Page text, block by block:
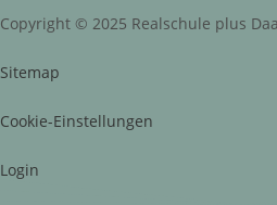
Copyright © 2025 Realschule plus
Sitemap
Cookie-Einstellungen
Login